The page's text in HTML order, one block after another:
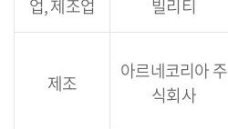
업, 제조업
빌리티
제조
아르네코리아 주
식회사